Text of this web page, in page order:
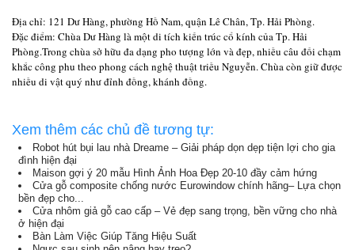
Địa chỉ: 121 Dư Hàng, phường Hồ Nam, quận Lê Chân, Tp. Hải Phòng.
Đặc điểm: Chùa Dư Hàng là một di tích kiến trúc cổ kính của Tp. Hải
Phòng.Trong chùa sở hữu đa dạng pho tượng lớn và đẹp, nhiều câu đối chạm
khắc công phu theo phong cách nghệ thuật triều Nguyễn. Chùa còn giữ được
nhiều di vật quý như đỉnh đồng, khánh đồng.
Xem thêm các chủ đề tương tự:
Robot hút bụi lau nhà Dreame – Giải pháp dọn dẹp tiện lợi cho gia
đình hiện đại
Maison gợi ý 20 mẫu Hình Ảnh Hoa Đẹp 20-10 đầy cảm hứng
Cửa gỗ composite chống nước Eurowindow chính hãng– Lựa chọn
bền đẹp cho...
Cửa nhôm giả gỗ cao cấp – Vẻ đẹp sang trọng, bền vững cho nhà
ở hiện đại
Bàn Làm Việc Giúp Tăng Hiệu Suất